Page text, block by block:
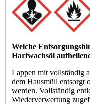
Welche
Hartwachsöl
Lappen mit vollständig
dem Hausmüll entsorgt
werden. Vollständig
Wiederverwertung